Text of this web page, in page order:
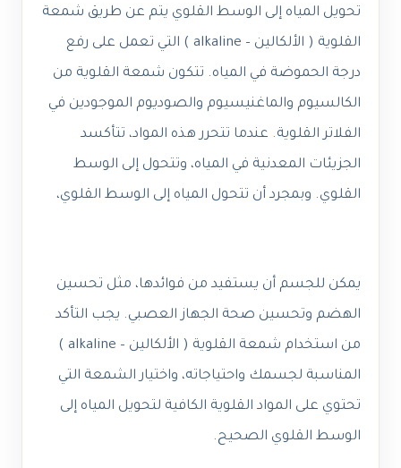
تحويل المياه إلى الوسط القلوي يتم عن طريق شمعة
القلوية ( الألكالين – alkaline ) التي تعمل على رفع
درجة الحموضة في المياه. تتكون شمعة القلوية من
الكالسيوم والماغنيسيوم والصوديوم الموجودين في
الفلاتر القلوية. عندما تتحرر هذه المواد، تتأكسد
الجزيئات المعدنية في المياه، وتتحول إلى الوسط
القلوي. وبمجرد أن تتحول المياه إلى الوسط القلوي،
يمكن للجسم أن يستفيد من فوائدها، مثل تحسين
الهضم وتحسين صحة الجهاز العصبي. يجب التأكد
من استخدام شمعة القلوية ( الألكالين – alkaline )
المناسبة لجسمك واحتياجاته، واختيار الشمعة التي
تحتوي على المواد القلوية الكافية لتحويل المياه إلى
الوسط القلوي الصحيح.